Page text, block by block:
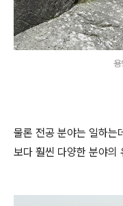
용
물론 전공 분야는 일하는
보다 훨씬 다양한 분야의